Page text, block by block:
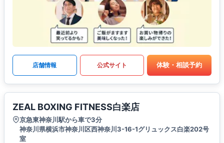
店舗情報 公式サイト 体験・相談予約
ZEAL BOXING FITNESS白楽店
京急東神奈川駅から車で3分
神奈川県横浜市神奈川区西神奈川3-16-1グリュックス白楽202号
室